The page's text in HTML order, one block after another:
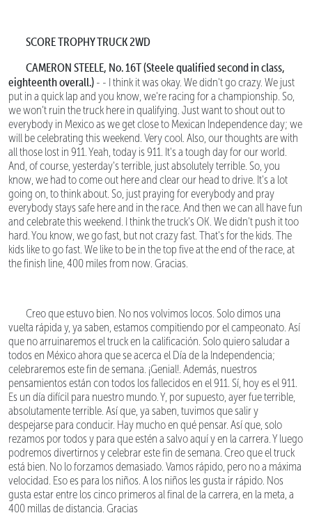
SCORE TROPHY TRUCK 2WD
CAMERON STEELE, No. 16T (Steele qualified second in class,
eighteenth overall.) - - I think it was okay. We didn't go crazy. We just
put in a quick lap and you know, we're racing for a championship. So,
we won’t ruin the truck here in qualifying. Just want to shout out to
everybody in Mexico as we get close to Mexican Independence day; we
will be celebrating this weekend. Very cool. Also, our thoughts are with
all those lost in 911. Yeah, today is 911. It's a tough day for our world.
And, of course, yesterday's terrible, just absolutely terrible. So, you
know, we had to come out here and clear our head to drive. It's a lot
going on, to think about. So, just praying for everybody and pray
everybody stays safe here and in the race. And then we can all have fun
and celebrate this weekend. I think the truck's OK. We didn't push it too
hard. You know, we go fast, but not crazy fast. That's for the kids. The
kids like to go fast. We like to be in the top five at the end of the race, at
the finish line, 400 miles from now. Gracias.
Creo que estuvo bien. No nos volvimos locos. Solo dimos una
vuelta rápida y, ya saben, estamos compitiendo por el campeonato. Así
que no arruinaremos el truck en la calificación. Solo quiero saludar a
todos en México ahora que se acerca el Día de la Independencia;
celebraremos este fin de semana. ¡Genial!. Además, nuestros
pensamientos están con todos los fallecidos en el 911. Sí, hoy es el 911.
Es un día difícil para nuestro mundo. Y, por supuesto, ayer fue terrible,
absolutamente terrible. Así que, ya saben, tuvimos que salir y
despejarse para conducir. Hay mucho en qué pensar. Así que, solo
rezamos por todos y para que estén a salvo aquí y en la carrera. Y luego
podremos divertirnos y celebrar este fin de semana. Creo que el truck
está bien. No lo forzamos demasiado. Vamos rápido, pero no a máxima
velocidad. Eso es para los niños. A los niños les gusta ir rápido. Nos
gusta estar entre los cinco primeros al final de la carrera, en la meta, a
400 millas de distancia. Gracias